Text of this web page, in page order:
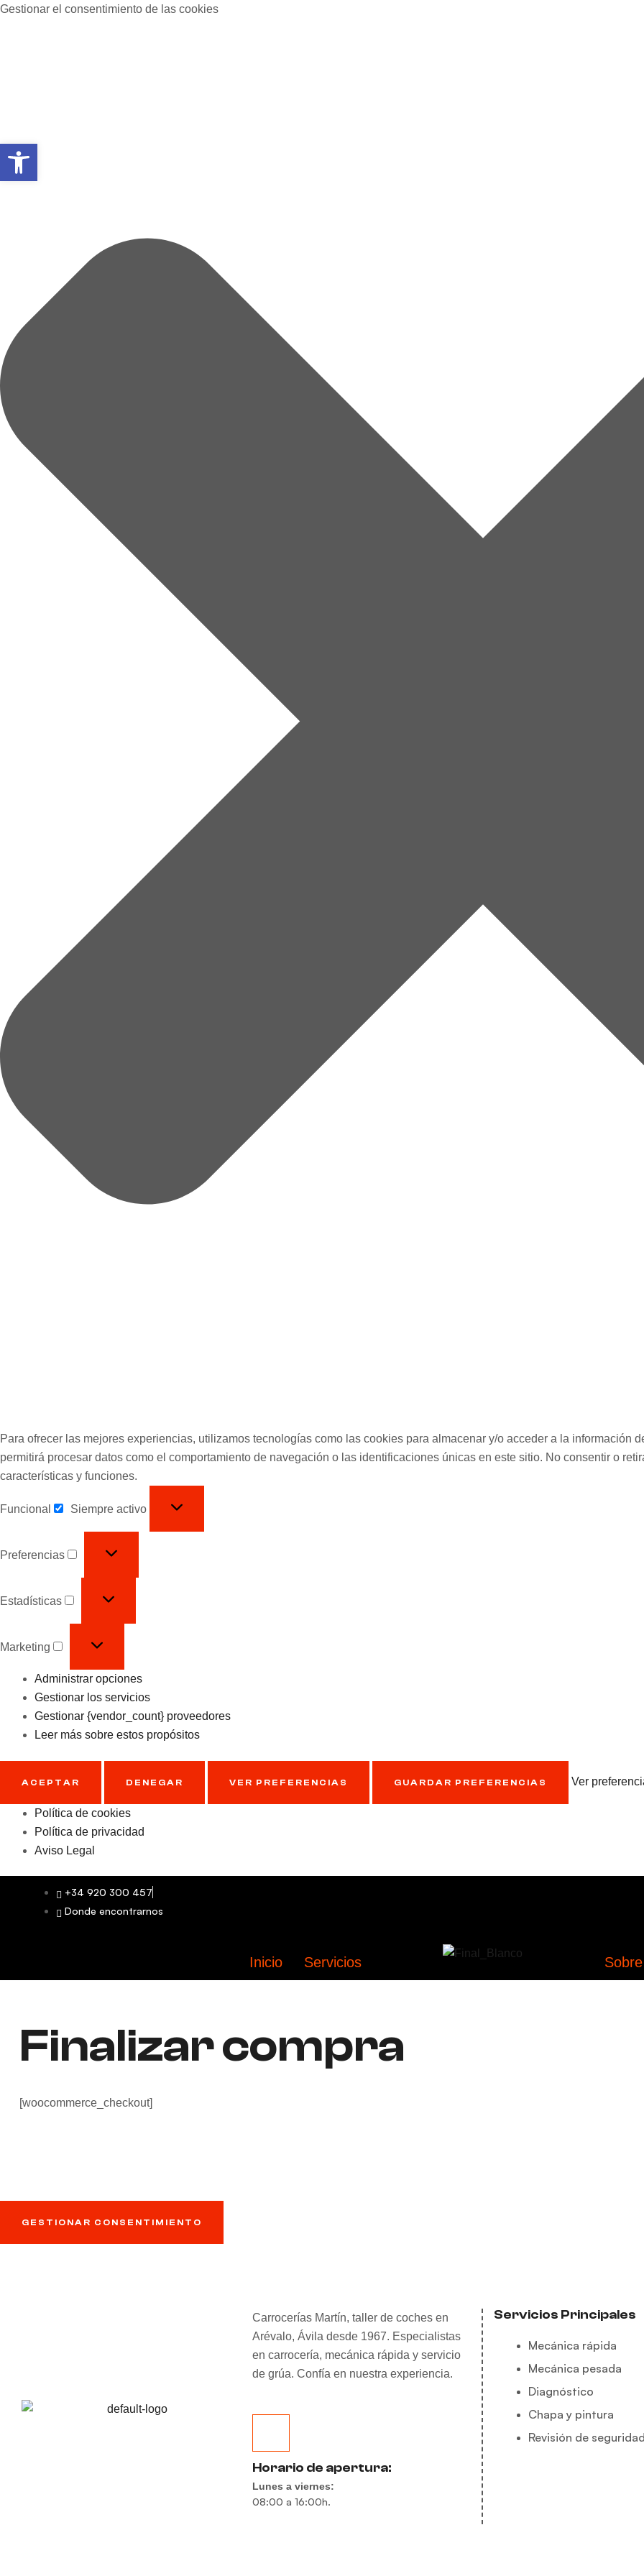
Gestionar el consentimiento de las cookies
Para ofrecer las mejores experiencias, utilizamos tecnologías como las cookies para almacenar y/o acceder a la información
permitirá procesar datos como el comportamiento de navegación o las identificaciones únicas en este sitio. No consentir o
características y funciones.
Funcional Siempre activo
Preferencias
Estadísticas
Marketing
Administrar opciones
Gestionar los servicios
Gestionar {vendor_count} proveedores
Leer más sobre estos propósitos
ACEPTAR DENEGAR VER PREFERENCIAS GUARDAR PREFERENCIAS Ver
Política de cookies
Política de privacidad
Aviso Legal
+34 920 300 457
Donde encontrarnos
Inicio Servicios
Finalizar compra
[woocommerce_checkout]
GESTIONAR CONSENTIMIENTO
Abrir barra de herramientas
Carrocerías Martín, taller de coches en
Arévalo, Ávila desde 1967. Especialistas
en carrocería, mecánica rápida y servicio
de grúa. Confía en nuestra experiencia.
Horario de apertura:
Lunes a viernes:
08:00 a 16:00h.
Servicios Principales
Mecánica rápida
Mecánica pesada
Diagnóstico
Chapa y pintura
Revisión de seguridad